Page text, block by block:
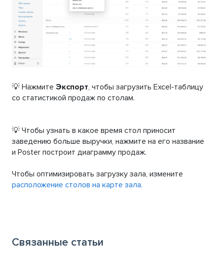
💡 Нажмите Экспорт, чтобы загрузить Excel-таблицу
со статистикой продаж по столам.
💡 Чтобы узнать в какое время стол приносит
заведению больше выручки, нажмите на его название
и Poster построит диаграмму продаж.
Чтобы оптимизировать загрузку зала, измените
расположение столов на карте зала.
Связанные статьи